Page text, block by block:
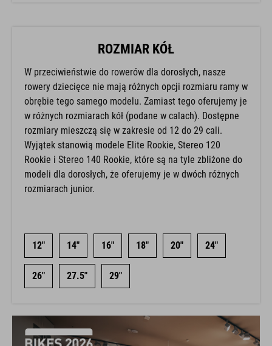
ROZMIAR KÓŁ
W przeciwieństwie do rowerów dla dorosłych, nasze
rowery dziecięce nie mają różnych opcji rozmiaru ramy w
obrębie tego samego modelu. Zamiast tego oferujemy je
w różnych rozmiarach kół (podane w calach). Dostępne
rozmiary mieszczą się w zakresie od 12 do 29 cali.
Wyjątek stanowią modele Elite Rookie, Stereo 120
Rookie i Stereo 140 Rookie, które są na tyle zbliżone do
modeli dla dorosłych, że oferujemy je w dwóch różnych
rozmiarach junior.
12" 14" 16" 18" 20" 24"
26" 27.5" 29"